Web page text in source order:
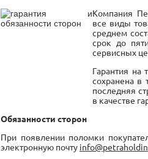
Компания
все виды
среднем
срок до
сервисных
Гарантия на
сохранена в
последняя
в качестве
Обязанности сторон
При появлении поломки
электронную почту